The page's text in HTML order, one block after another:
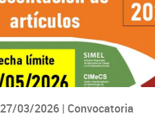
27/03/2026 | Convocatoria